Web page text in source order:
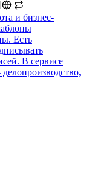
и бизнес-
Есть
В сервисе